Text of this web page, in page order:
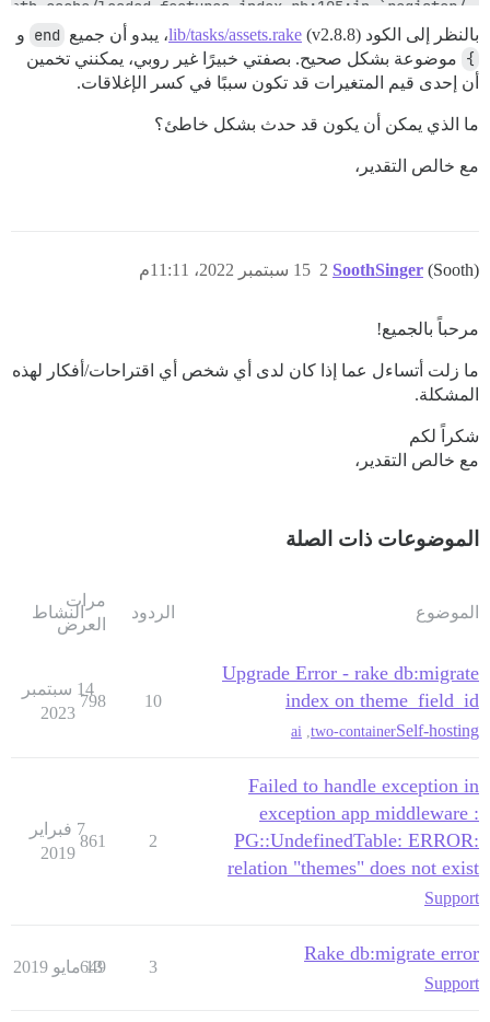
(See full trace by running task with --trace)
بالنظر إلى الكود lib/tasks/assets.rake (v2.8.8)، يبدو أن جميع end و
} موضوعة بشكل صحيح. بصفتي خبيرًا غير روبي، يمكنني تخمين
أن إحدى قيم المتغيرات قد تكون سببًا في كسر الإغلاقات.
ما الذي يمكن أن يكون قد حدث بشكل خاطئ؟
مع خالص التقدير،
SoothSinger (Sooth) 15 سبتمبر 2022، 11:11م 2
مرحباً بالجميع!
ما زلت أتساءل عما إذا كان لدى أي شخص أي اقتراحات/أفكار لهذه
المشكلة.
شكراً لكم
مع خالص التقدير،
الموضوعات ذات الصلة
الموضوع الردود
مرات
العرض
النشاط
Upgrade Error - rake db:migrate
index on theme_field_id
Self-hosting
two-container
ai
10
798
14 سبتمبر
2023
Failed to handle exception in
exception app middleware :
PG::UndefinedTable: ERROR:
relation "themes" does not exist
Support
2
861
7 فبراير
2019
Rake db:migrate error
Support
3
649
13 مايو 2019